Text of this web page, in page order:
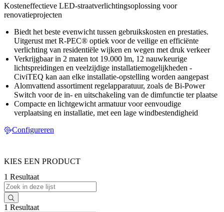
Kosteneffectieve LED-straatverlichtingsoplossing voor
renovatieprojecten
Biedt het beste evenwicht tussen gebruikskosten en prestaties.
Uitgerust met R-PEC® optiek voor de veilige en efficiënte
verlichting van residentiële wijken en wegen met druk verkeer
Verkrijgbaar in 2 maten tot 19.000 lm, 12 nauwkeurige
lichtspreidingen en veelzijdige installatiemogelijkheden -
CiviTEQ kan aan elke installatie-opstelling worden aangepast
Alomvattend assortiment regelapparatuur, zoals de Bi-Power
Switch voor de in- en uitschakeling van de dimfunctie ter plaatse
Compacte en lichtgewicht armatuur voor eenvoudige
verplaatsing en installatie, met een lage windbestendigheid
Configureren
KIES EEN PRODUCT
1 Resultaat
1 Resultaat